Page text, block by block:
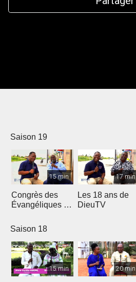
Saison 19
15 min
Congrès des
Évangéliques de
Francophone
17 min
Les 18 ans de
DieuTV
Saison 18
15 min 20 min